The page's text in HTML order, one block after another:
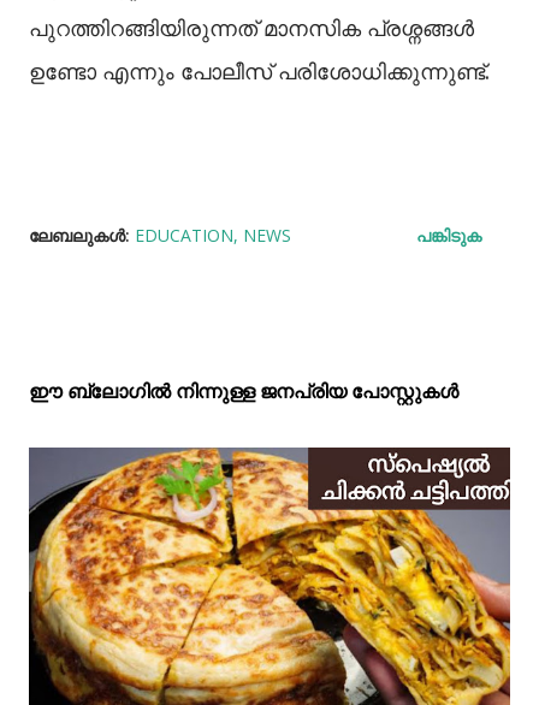
പുറത്തിറങ്ങിയിരുന്നത് മാനസിക പ്രശ്നങ്ങള്‍
ഉണ്ടോ എന്നും പോലീസ് പരിശോധിക്കുന്നുണ്ട്.
ലേബലുകള്‍: EDUCATION NEWS പങ്കിടുക
ഈ ബ്ലോഗിൽ നിന്നുള്ള ജനപ്രിയ പോസ്റ്റുകള്‍‌